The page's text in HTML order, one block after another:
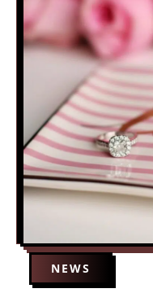
NEWS